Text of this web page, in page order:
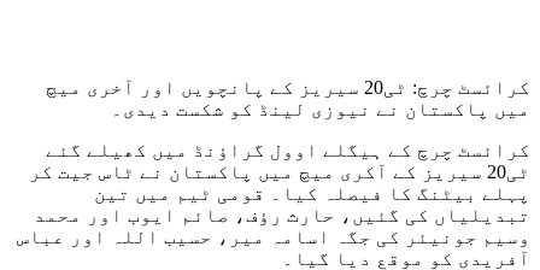
کرائسٹ چرچ: ٹی20 سیریز کے پانچویں اور آخری میچ
میں پاکستان نے نیوزی لینڈ کو شکست دیدی۔
کرائسٹ چرچ کے ہیگلے اوول گراؤنڈ میں کھیلے گئے
ٹی20 سیریز کے آکری میچ میں پاکستان نے ٹاس جیت کر
پہلے بیٹنگ کا فیصلہ کیا۔ قومی ٹیم میں تین
تبدیلیاں کی گئیں، حارث رؤف، صائم ایوب اور محمد
وسیم جونیئر کی جگہ اسامہ میر، حسیب اللہ اور عباس
آفریدی کو موقع دیا گیا۔